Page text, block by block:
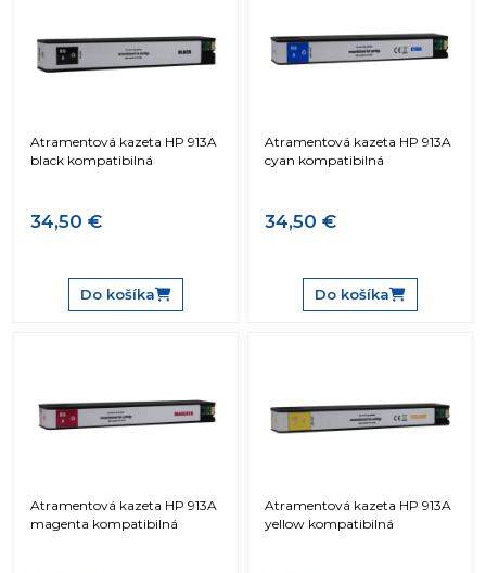
Atramentová kazeta HP 913A
black kompatibilná
34,50 €
Do košíka
Atramentová kazeta HP 913A
cyan kompatibilná
34,50 €
Do košíka
Atramentová kazeta HP 913A
magenta kompatibilná
Atramentová kazeta HP 913A
yellow kompatibilná